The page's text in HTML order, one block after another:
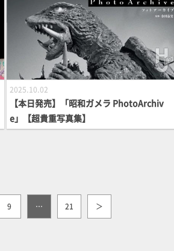
2025.10.02
【本日発売】「昭和ガメラ PhotoArchiv
e」【超貴重写真集】
9 … 21 ＞